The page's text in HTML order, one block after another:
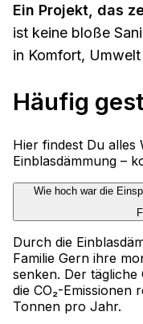
Ein Projekt, das
ist keine bloße
in Komfort,
Häufig
Hier findest Du alles
Einblasdämmung –
Wie hoch war die
Durch die
Familie Gern ihre
senken. Der
die CO₂-Emissionen
Tonnen pro Jahr.